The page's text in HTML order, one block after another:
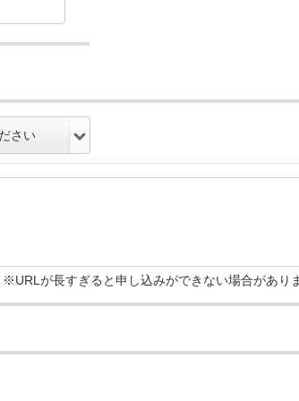
※URLが長すぎると申し込みができない場合があり